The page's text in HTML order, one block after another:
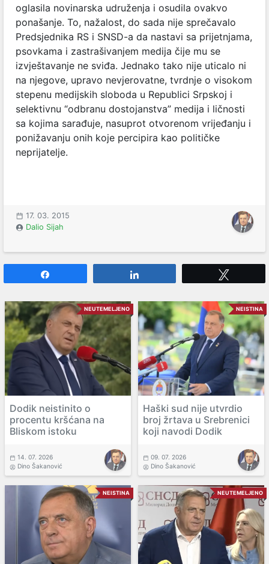
oglasila novinarska udruženja i osudila ovakvo
ponašanje. To, nažalost, do sada nije sprečavalo
Predsjednika RS i SNSD-a da nastavi sa prijetnjama,
psovkama i zastrašivanjem medija čije mu se
izvještavanje ne sviđa. Jednako tako nije uticalo ni
na njegove, upravo nevjerovatne, tvrdnje o visokom
stepenu medijskih sloboda u Republici Srpskoj i
selektivnu “odbranu dostojanstva” medija i ličnosti
sa kojima sarađuje, nasuprot otvorenom vrijeđanju i
ponižavanju onih koje percipira kao političke
neprijatelje.
17. 03. 2015
Dalio Sijah
NEUTEMELJENO
Dodik neistinito o
procentu kršćana na
Bliskom istoku
14. 07. 2026
Dino Šakanović
NEISTINA
Haški sud nije utvrdio
broj žrtava u Srebrenici
koji navodi Dodik
09. 07. 2026
Dino Šakanović
NEISTINA NEUTEMELJENO